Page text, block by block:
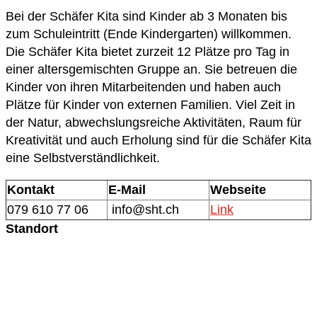
Bei der Schäfer Kita sind Kinder ab 3 Monaten bis
zum Schuleintritt (Ende Kindergarten) willkommen.
Die Schäfer Kita bietet zurzeit 12 Plätze pro Tag in
einer altersgemischten Gruppe an. Sie betreuen die
Kinder von ihren Mitarbeitenden und haben auch
Plätze für Kinder von externen Familien. Viel Zeit in
der Natur, abwechslungsreiche Aktivitäten, Raum für
Kreativität und auch Erholung sind für die Schäfer Kita
eine Selbstverständlichkeit.
Kontakt E-Mail
Webseite
079 610 77 06
info@sht.ch
Link
Standort